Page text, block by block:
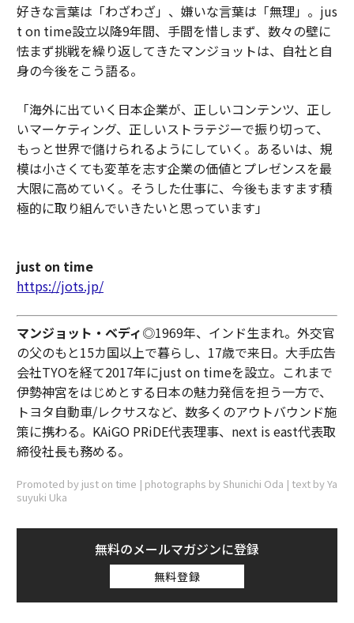
好きな言葉は「わざわざ」、嫌いな言葉は「無理」。jus
t on time設立以降9年間、手間を惜しまず、数々の壁に
怯まず挑戦を繰り返してきたマンジョットは、自社と自
身の今後をこう語る。
「海外に出ていく日本企業が、正しいコンテンツ、正し
いマーケティング、正しいストラテジーで振り切って、
もっと世界で儲けられるようにしていく。あるいは、規
模は小さくても変革を志す企業の価値とプレゼンスを最
大限に高めていく。そうした仕事に、今後もますます積
極的に取り組んでいきたいと思っています」
just on time
https://jots.jp/
マンジョット・ベディ◎1969年、インド生まれ。外交官
の父のもと15カ国以上で暮らし、17歳で来日。大手広告
会社TYOを経て2017年にjust on timeを設立。これまで
伊勢神宮をはじめとする日本の魅力発信を担う一方で、
トヨタ自動車/レクサスなど、数多くのアウトバウンド施
策に携わる。KAiGO PRiDE代表理事、next is east代表取
締役社長も務める。
Promoted by just on time | photographs by Shunichi Oda | text by Ya
suyuki Uka
無料のメールマガジンに登録
無料登録